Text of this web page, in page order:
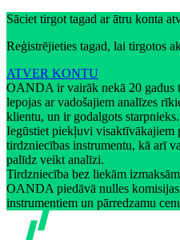
Sāciet tirgot tagad ar ātru konta
Reģistrējieties tagad, lai tirgotos
ATVER KONTU
OANDA ir vairāk nekā 20 gadus
lepojas ar vadošajiem analīzes
klientu, un ir godalgots starpnieks.
Iegūstiet piekļuvi visaktīvākajiem
tirdzniecības instrumentu, kā arī
palīdz veikt analīzi.
Tirdzniecība bez liekām
OANDA piedāvā nulles
instrumentiem un pārredzamu